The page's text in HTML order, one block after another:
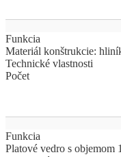
Funkcia
Materiál konštrukcie:
Technické vlastnosti
Počet
Funkcia
Platové vedro s objemom